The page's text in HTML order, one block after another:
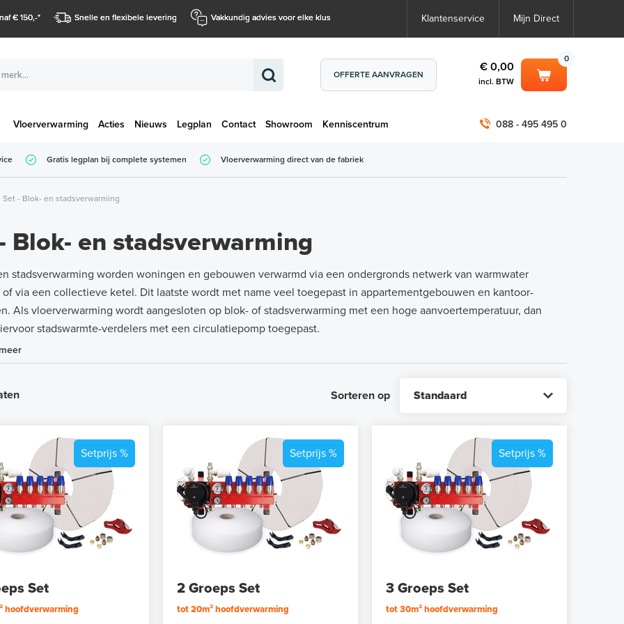
€ 150,-* Snelle en flexibele levering Vakkundig advies voor elke klus Klantenservice Mijn Direct
OFFERTE AANVRAGEN
0
€ 0,00
incl. BTW
Vloerverwarming Acties Nieuws Legplan Contact Showroom Kenniscentrum
€ 0,00 088 - 495 495 0
Gratis legplan bij complete systemen Vloerverwarming direct van de fabriek
Set - Blok- en stadsverwarming
Blok- en stadsverwarming
stadsverwarming worden woningen en gebouwen verwarmd via een ondergronds netwerk van warmwater
via een collectieve ketel. Dit laatste wordt met name veel toegepast in appartementgebouwen en kantoor-
Als vloerverwarming wordt aangesloten op blok- of stadsverwarming met een hoge aanvoertemperatuur, dan
stadswarmte-verdelers met een circulatiepomp toegepast.
Sorteren op
Setprijs %
Set
hoofdverwarming
Setprijs %
2 Groeps Set
tot 20m² hoofdverwarming
Setprijs %
3 Groeps Set
tot 30m² hoofdverwarming